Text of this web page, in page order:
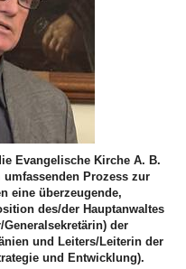
Evangelische Kirche A. B.
Prozess zur
eine überzeugende,
des/der Hauptanwaltes
der
und Leiters/Leiterin der
und Entwicklung).